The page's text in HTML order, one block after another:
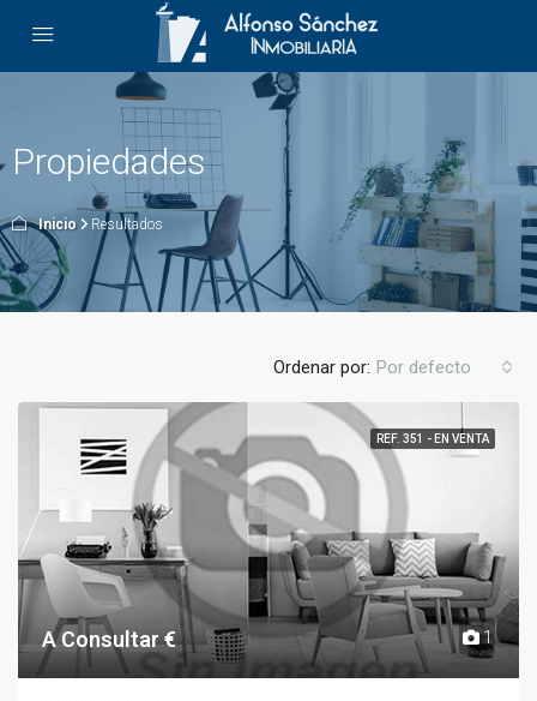
Propiedades
Inicio Resultados
Ordenar por: Por defecto
REF. 351 - EN VENTA
A Consultar € 1